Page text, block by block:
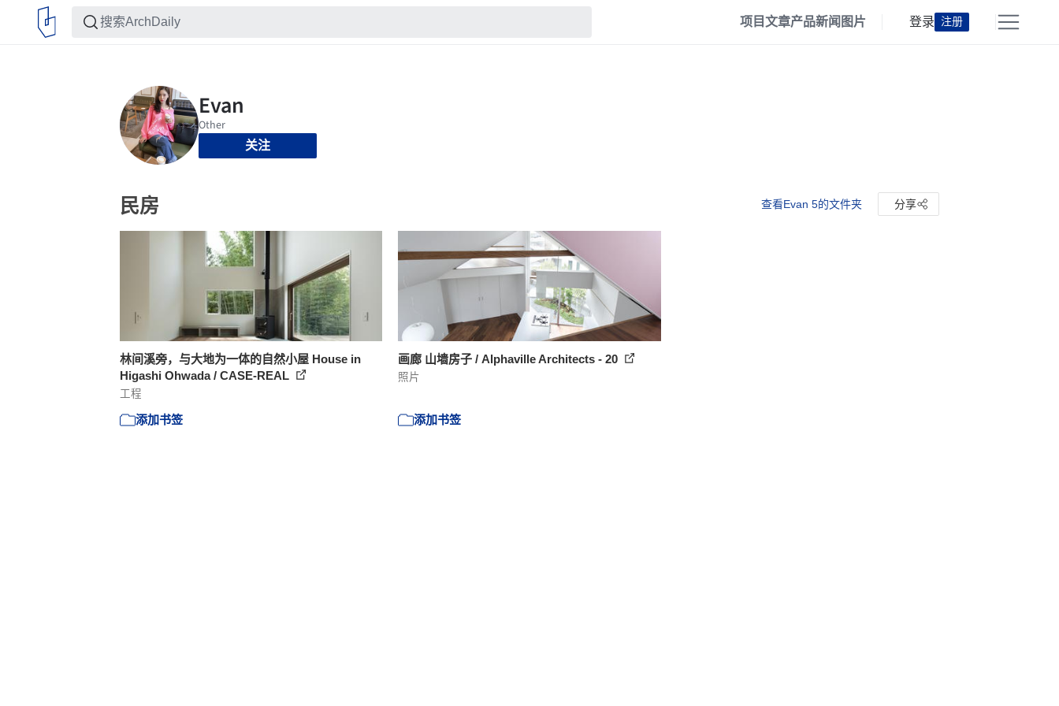
项目文章产品新闻 图片 登录 注册
关注
民房 查看Evan 5的文件夹 分享
林间溪旁，与大地为一体的自然小屋 House in
Higashi Ohwada / CASE-REAL
工程
添加书签
画廊 山墙房子 / Alphaville Architects - 20
照片
添加书签